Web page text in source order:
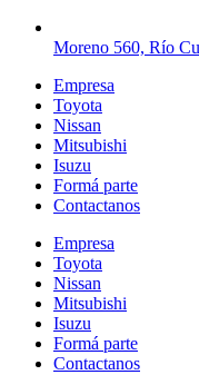
Moreno 560, Río
Empresa
Toyota
Nissan
Mitsubishi
Isuzu
Formá parte
Contactanos
Empresa
Toyota
Nissan
Mitsubishi
Isuzu
Formá parte
Contactanos